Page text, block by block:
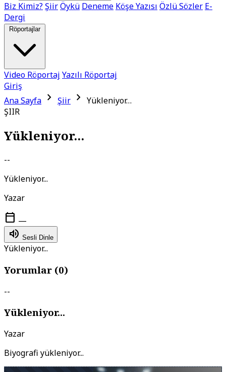
Biz Kimiz? ŞiirÖykü Deneme Köşe Yazısı Özlü Sözler E-
Dergi
Röportajlar
Video Röportaj Yazılı Röportaj
Giriş
Ana Sayfa chevron_right Şiir chevron_right Yükleniyor…
ŞIIR
Yükleniyor...
--
Yükleniyor...
Yazar
calendar_today —
volume_up Sesli Dinle
Yükleniyor...
Yorumlar (0)
--
Yükleniyor...
Yazar
Biyografi yükleniyor...